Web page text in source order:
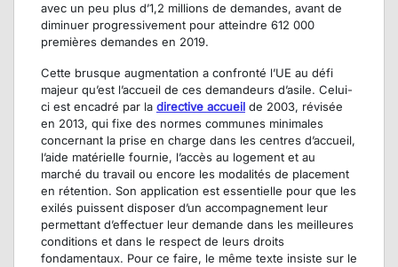
avec un peu plus d’1,2 millions de demandes, avant de
diminuer progressivement pour atteindre 612 000
premières demandes en 2019.
Cette brusque augmentation a confronté l’UE au défi
majeur qu’est l’accueil de ces demandeurs d’asile. Celui-
ci est encadré par la directive accueil de 2003, révisée
en 2013, qui fixe des normes communes minimales
concernant la prise en charge dans les centres d’accueil,
l’aide matérielle fournie, l’accès au logement et au
marché du travail ou encore les modalités de placement
en rétention. Son application est essentielle pour que les
exilés puissent disposer d’un accompagnement leur
permettant d’effectuer leur demande dans les meilleures
conditions et dans le respect de leurs droits
fondamentaux. Pour ce faire, le même texte insiste sur le